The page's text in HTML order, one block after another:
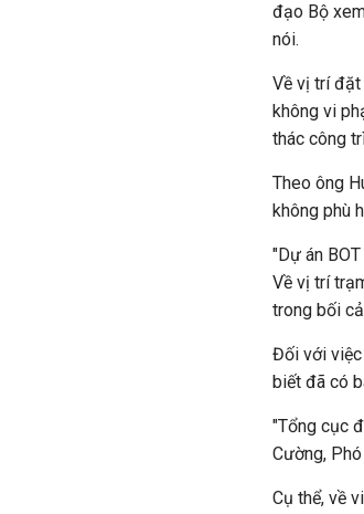
đạo Bộ
nói.
Về vị trí đặt
không vi
thác công
Theo ông
không phù
"Dự án
Về vị trí
trong bối
Đối với việc
biết đã có
"Tổng cục
Cường,
Cụ thể, về